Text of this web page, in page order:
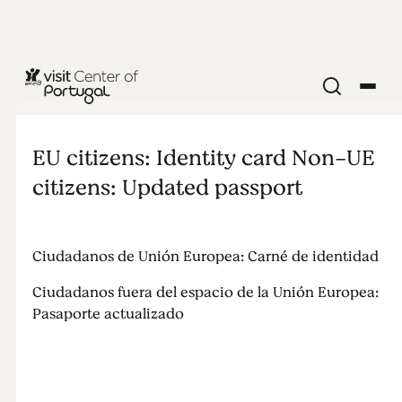
Documentación
EU citizens: Identity card Non-UE
citizens: Updated passport
Ciudadanos de Unión Europea: Carné de identidad
Ciudadanos fuera del espacio de la Unión Europea:
Pasaporte actualizado